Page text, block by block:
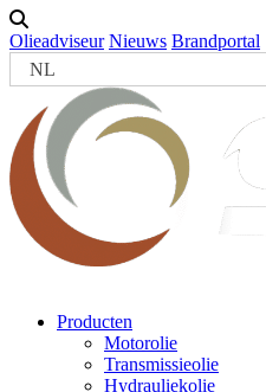
Olieadviseur Nieuws Brandportal
NL
Producten
Motorolie
Transmissieolie
Hydrauliekolie